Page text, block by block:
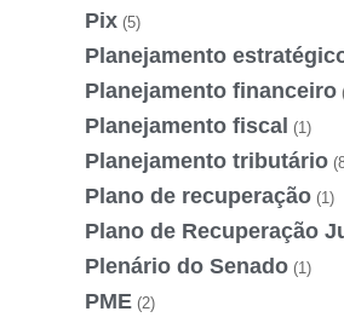
Pix (5)
Planejamento
Planejamento financeiro
Planejamento fiscal (1)
Planejamento tributário
Plano de recuperação (1)
Plano de Recuperação
Plenário do Senado (1)
PME (2)